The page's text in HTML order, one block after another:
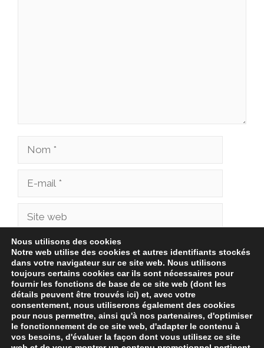
Nom
Site
web
Enregistrer mon nom, mon e-mail et mon site
dans le navigateur pour mon prochain
commentaire.
Nous utilisons des cookies
Notre web utilise des cookies et autres identifiants stockés
dans votre navigateur sur ce site web. Nous utilisons
toujours certains cookies car ils sont nécessaires pour
fournir les fonctions de base de ce site web (dont les
détails peuvent être trouvés ici) et, avec votre
consentement, nous utiliserons également des cookies
pour nous permettre, ainsi qu'à nos partenaires, d'optimiser
le fonctionnement de ce site web, d'adapter le contenu à
vos besoins, d'évaluer la façon dont vous utilisez ce site